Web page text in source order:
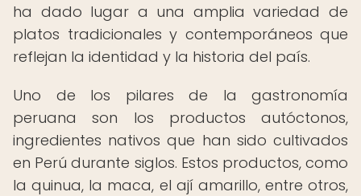
ha dado lugar a una amplia variedad de
platos tradicionales y contemporáneos que
reflejan la identidad y la historia del país.
Uno de los pilares de la gastronomía
peruana son los productos autóctonos,
ingredientes nativos que han sido cultivados
en Perú durante siglos. Estos productos, como
la quinua, la maca, el ají amarillo, entre otros,